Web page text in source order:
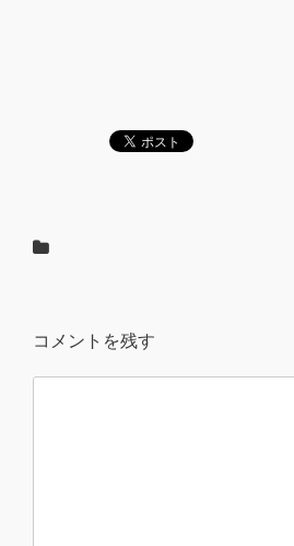
コメントを残す